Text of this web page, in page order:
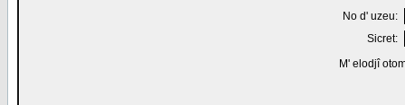
No d' uzeu:
Sicret:
M' elodjî